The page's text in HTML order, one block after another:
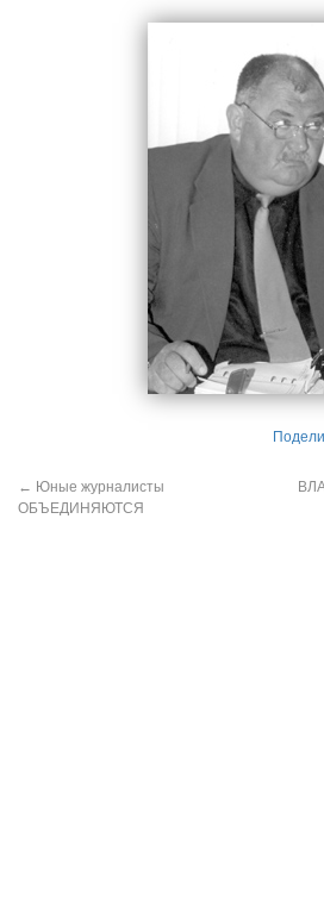
← Юные журналисты
ОБЪЕДИНЯЮТСЯ